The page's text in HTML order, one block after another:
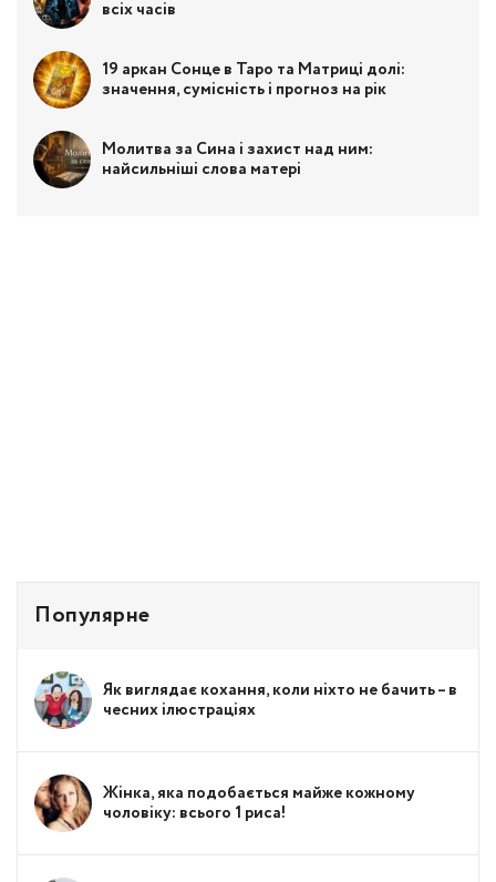
всіх часів
19 аркан Сонце в Таро та Матриці долі:
значення, сумісність і прогноз на рік
Молитва за Сина і захист над ним:
найсильніші слова матері
Популярне
Як виглядає кохання, коли ніхто не бачить – в
чесних ілюстраціях
Жінка, яка подобається майже кожному
чоловіку: всього 1 риса!